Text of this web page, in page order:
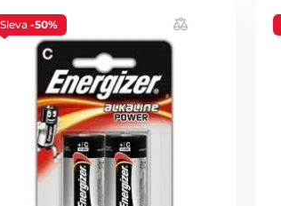
Sleva -50%